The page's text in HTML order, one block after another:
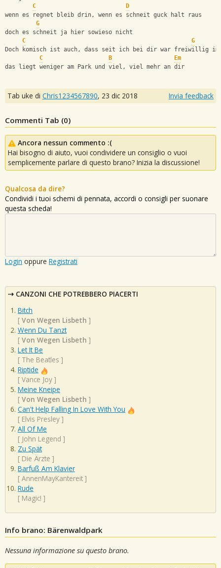
C
D
wenn es regnet bleib drin, wenn es schneit guck halt raus
G
doch es schneit ja hier sowieso nicht
C
G
Doch komisch ist auch, dass seit ich bei dir war freiwillig im
C
B
Em
das liegt weniger am Park und viel, viel mehr an dir
Tab uke di Chris1234567890, 23 dic 2018 Invia feedback
Commenti Tab (0)
Ancora nessun commento :(
Hai bisogno di aiuto, vuoi condividere un consiglio o vuoi
semplicemente parlare di questo brano? Inizia la discussione!
Qualcosa da dire?
Condividi i tuoi schemi di pennata, accordi o consigli per suonare
questa scheda!
Login oppure Registrati
CANZONI CHE POTREBBERO PIACERTI
Bitch
[ Von Wegen Lisbeth ]
Wenn Du Tanzt
[ Von Wegen Lisbeth ]
Let It Be
[ The Beatles ]
Riptide
[ Vance Joy ]
Meine Kneipe
[ Von Wegen Lisbeth ]
Can't Help Falling In Love With You
[ Elvis Presley ]
All Of Me
[ John Legend ]
Zu Spät
[ Die Ärzte ]
Barfuß Am Klavier
[ AnnenMayKantereit ]
Rude
[ Magic! ]
Info brano: Bärenwaldpark
Nessuna informazione su questo brano.